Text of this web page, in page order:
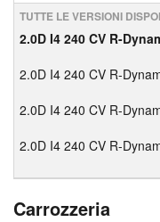
TUTTE LE VERSIONI
2.0D I4 240 CV R-
2.0D I4 240 CV R-
2.0D I4 240 CV R-
2.0D I4 240 CV R-
Carrozzeria